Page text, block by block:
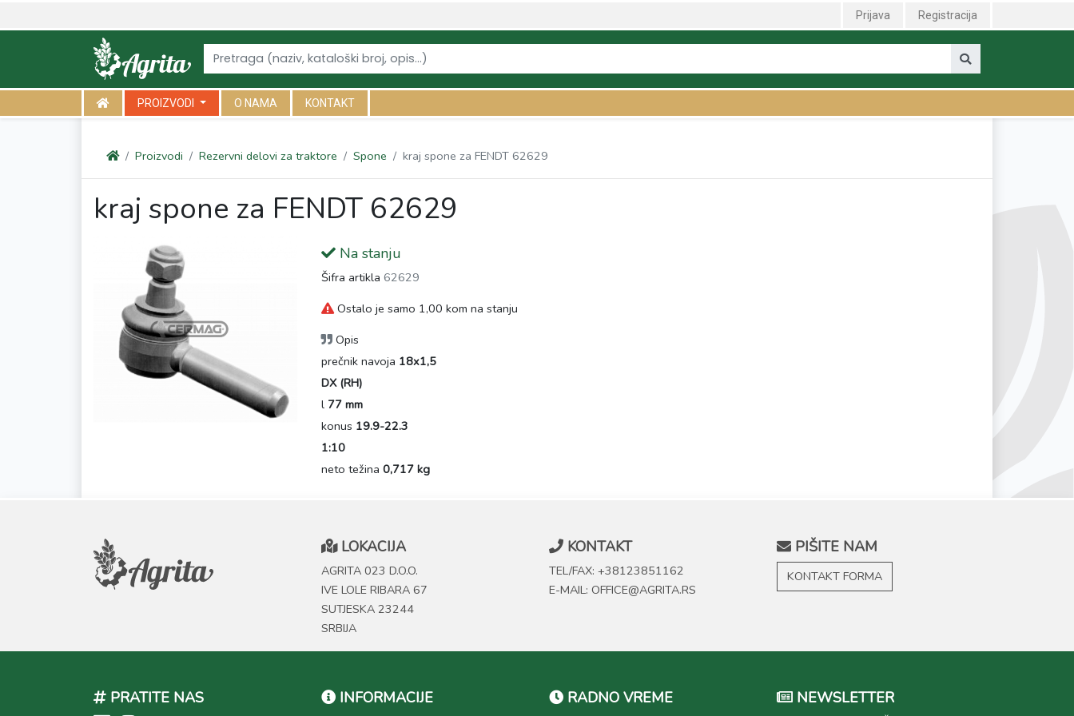
Prijava Registracija
PROIZVODI O NAMA KONTAKT
Proizvodi Rezervni delovi za traktore Spone kraj spone za FENDT 62629
kraj spone za FENDT 62629
Na stanju
Šifra artikla 62629
Ostalo je samo 1,00 kom na stanju
Opis
prečnik navoja 18x1,5
DX (RH)
l 77 mm
konus 19.9-22.3
1:10
neto težina 0,717 kg
LOKACIJA
AGRITA 023 D.O.O.
IVE LOLE RIBARA 67
SUTJESKA 23244
SRBIJA
KONTAKT
TEL/FAX: +38123851162
E-MAIL: OFFICE@AGRITA.RS
PIŠITE NAM
KONTAKT FORMA
PRATITE NAS INFORMACIJE RADNO VREME NEWSLETTER